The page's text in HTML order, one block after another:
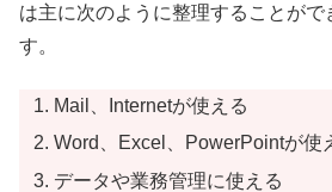
は主に次のように整理することがで
す。
Mail、Internetが使える
Word、Excel、PowerPointが使
データや業務管理に使える